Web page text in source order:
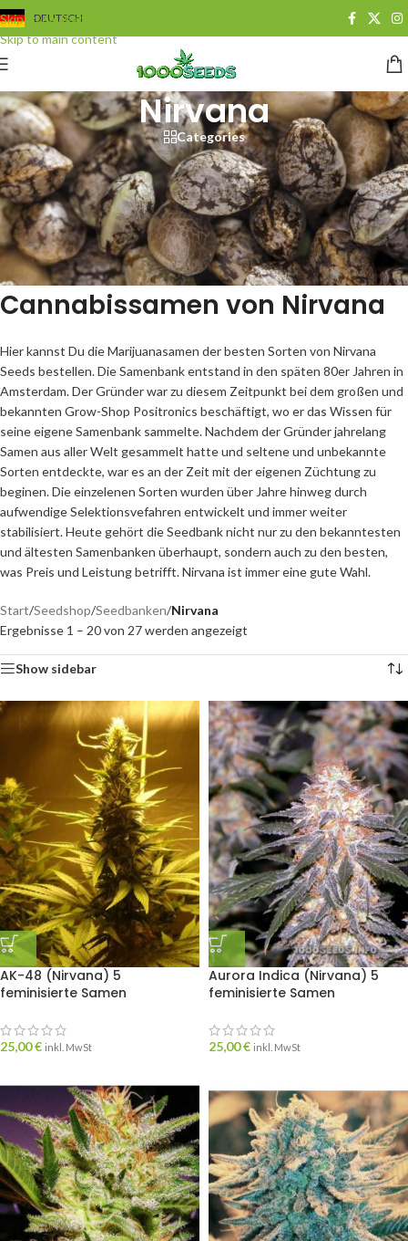
Skip to navigation
Skip to main content
DEUTSCH
Nirvana
Categories
Cannabissamen von Nirvana
Hier kannst Du die Marijuanasamen der besten Sorten von Nirvana
Seeds bestellen. Die Samenbank entstand in den späten 80er Jahren in
Amsterdam. Der Gründer war zu diesem Zeitpunkt bei dem großen und
bekannten Grow-Shop Positronics beschäftigt, wo er das Wissen für
seine eigene Samenbank sammelte. Nachdem der Gründer jahrelang
Samen aus aller Welt gesammelt hatte und seltene und unbekannte
Sorten entdeckte, war es an der Zeit mit der eigenen Züchtung zu
beginen. Die einzelenen Sorten wurden über Jahre hinweg durch
aufwendige Selektionsvefahren entwickelt und immer weiter
stabilisiert. Heute gehört die Seedbank nicht nur zu den bekanntesten
und ältesten Samenbanken überhaupt, sondern auch zu den besten,
was Preis und Leistung betrifft. Nirvana ist immer eine gute Wahl.
Start/Seedshop/Seedbanken/Nirvana
Ergebnisse 1 – 20 von 27 werden angezeigt
Show sidebar
AK-48 (Nirvana) 5
feminisierte Samen
25,00€ inkl. MwSt
Aurora Indica (Nirvana) 5
feminisierte Samen
25,00€ inkl. MwSt